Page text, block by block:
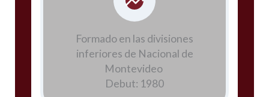
Formado en las divisiones
inferiores de Nacional de
Montevideo
Debut: 1980